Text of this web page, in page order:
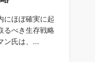
にほぼ確実に起
べき生存戦略
ン氏は、...